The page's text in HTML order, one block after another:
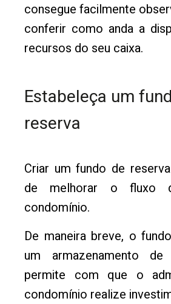
consegue facilmente
conferir como anda a
recursos do seu caixa.
Estabeleça um
reserva
Criar um fundo de
de melhorar o fluxo
condomínio.
De maneira breve, o
um armazenamento
permite com que o
condomínio realize